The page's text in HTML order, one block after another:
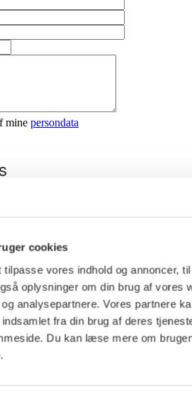
cookies
vores indhold og annoncer,
oplysninger om din brug af vores
analysepartnere. Vores partnere
fra din brug af deres
Du kan læse mere om
mine persondata
produktlanceringer, events,
Tilmeld dig vores nyhedsbrev.
minepersondata